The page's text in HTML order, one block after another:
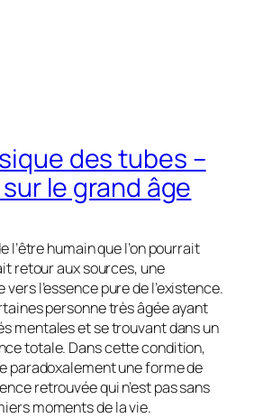
des tubes –
le grand âge
l’être humain que l’on pourrait
retour aux sources, une
l’essence pure de l’existence.
personne très âgée ayant
mentales et se trouvant dans un
totale. Dans cette condition,
paradoxalement une forme de
retrouvée qui n’est pas sans
moments de la vie.